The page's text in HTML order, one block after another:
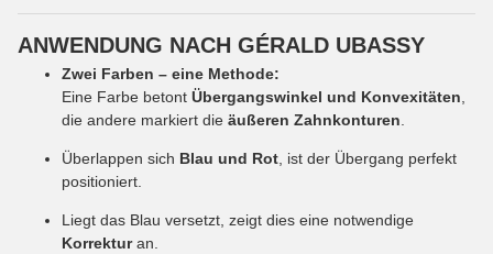
ANWENDUNG NACH GÉRALD UBASSY
Zwei Farben – eine Methode:
Eine Farbe betont Übergangswinkel und Konvexitäten,
die andere markiert die äußeren Zahnkonturen.
Überlappen sich Blau und Rot, ist der Übergang perfekt
positioniert.
Liegt das Blau versetzt, zeigt dies eine notwendige
Korrekturan.